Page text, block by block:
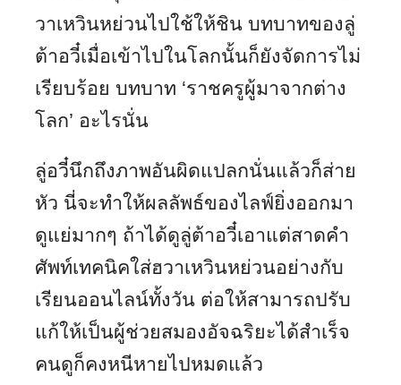
วาเหวินหย่วนไปใช้ให้ชิน บทบาทของลู่
ต้าอวี๋เมื่อเข้าไปในโลกนั้นก็ยังจัดการไม่
เรียบร้อย บทบาท ‘ราชครูผู้มาจากต่าง
โลก’ อะไรนั่น
ลู่อวี๋นึกถึงภาพอันผิดแปลกนั่นแล้วก็ส่าย
หัว นี่จะทำให้ผลลัพธ์ของไลฟ์ยิ่งออกมา
ดูแย่มากๆ ถ้าได้ดูลู่ต้าอวี๋เอาแต่สาดคำ
ศัพท์เทคนิคใส่ฮวาเหวินหย่วนอย่างกับ
เรียนออนไลน์ทั้งวัน ต่อให้สามารถปรับ
แก้ให้เป็นผู้ช่วยสมองอัจฉริยะได้สำเร็จ
คนดูก็คงหนีหายไปหมดแล้ว